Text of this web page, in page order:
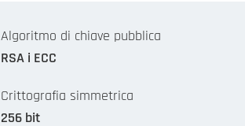
Algoritmo di chiave pubblica
RSA i ECC
Crittografia simmetrica
256 bit